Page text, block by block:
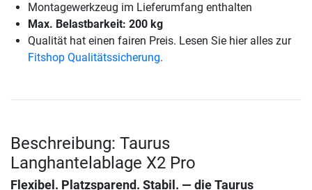
Montagewerkzeug im Lieferumfang enthalten
Max. Belastbarkeit: 200 kg
Qualität hat einen fairen Preis. Lesen Sie hier alles zur
Fitshop Qualitätssicherung.
Beschreibung: Taurus
Langhantelablage X2 Pro
Flexibel. Platzsparend. Stabil. — die Taurus